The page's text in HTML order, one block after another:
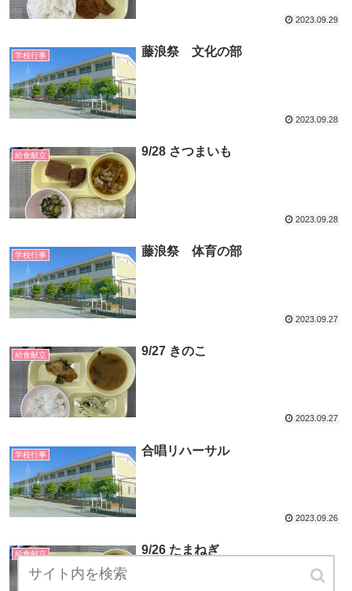
2023.09.29
学校行事 藤浪祭 文化の部
2023.09.28
給食献立 9/28 さつまいも
2023.09.28
学校行事 藤浪祭 体育の部
2023.09.27
給食献立 9/27 きのこ
2023.09.27
学校行事 合唱リハーサル
2023.09.26
給食献立 9/26 たまねぎ